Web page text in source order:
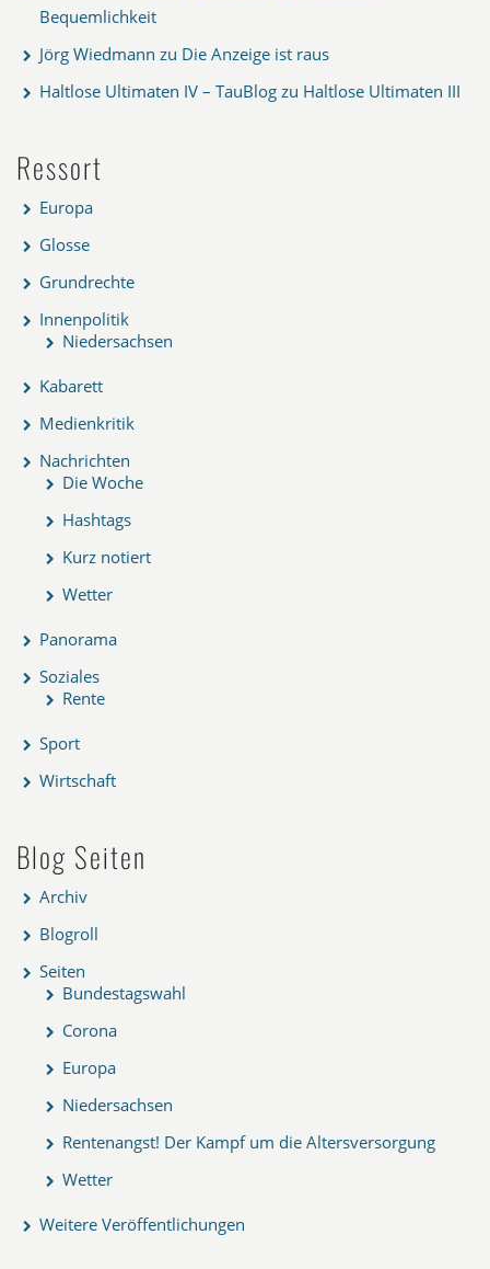
Bequemlichkeit
Jörg Wiedmann zu Die Anzeige ist raus
Haltlose Ultimaten IV – TauBlog zu Haltlose Ultimaten III
Ressort
Europa
Glosse
Grundrechte
Innenpolitik
Niedersachsen
Kabarett
Medienkritik
Nachrichten
Die Woche
Hashtags
Kurz notiert
Wetter
Panorama
Soziales
Rente
Sport
Wirtschaft
Blog Seiten
Archiv
Blogroll
Seiten
Bundestagswahl
Corona
Europa
Niedersachsen
Rentenangst! Der Kampf um die Altersversorgung
Wetter
Weitere Veröffentlichungen